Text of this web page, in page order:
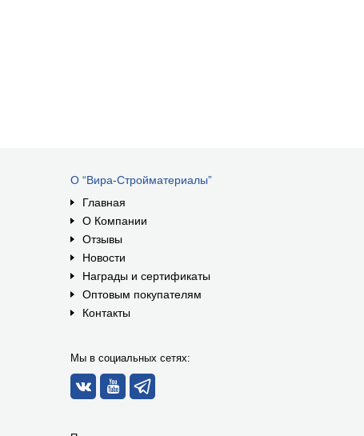
О “Вира-Стройматериалы”
Главная
О Компании
Отзывы
Новости
Награды и сертификаты
Оптовым покупателям
Контакты
Мы в социальных сетях: